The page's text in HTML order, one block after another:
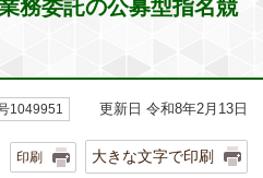
務委託の公募型指名競
1049951 更新日 令和8年2月13日
印刷 大きな文字で印刷